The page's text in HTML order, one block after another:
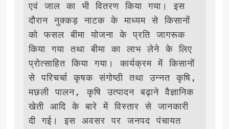
एवं जाल का भी वितरण किया गया। इस
दौरान नुक्कड़ नाटक के माध्यम से किसानों
को फसल बीमा योजना के प्रति जागरूक
किया गया तथा बीमा का लाभ लेने के लिए
प्रोत्साहित किया गया। कार्यक्रम में किसानों
से परिचर्चा कृषक संगोष्ठी तथा उन्नत कृषि,
मछली पालन, कृषि उत्पादन बढ़ाने वैज्ञानिक
खेती आदि के बारे में विस्तार से जानकारी
दी गई। इस अवसर पर जनपद पंचायत